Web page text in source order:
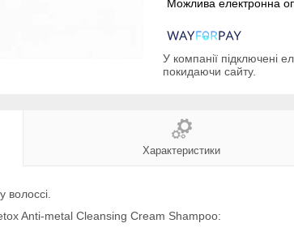
У компанії підключені
покидаючи сайту.
Характеристики
волоссі.
Anti-metal Cleansing Cream Shampoo: